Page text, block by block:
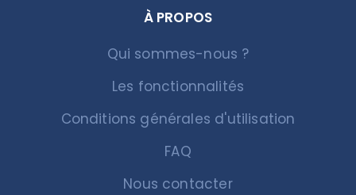
À PROPOS
Qui sommes-nous ?
Les fonctionnalités
Conditions générales d'utilisation
FAQ
Nous contacter